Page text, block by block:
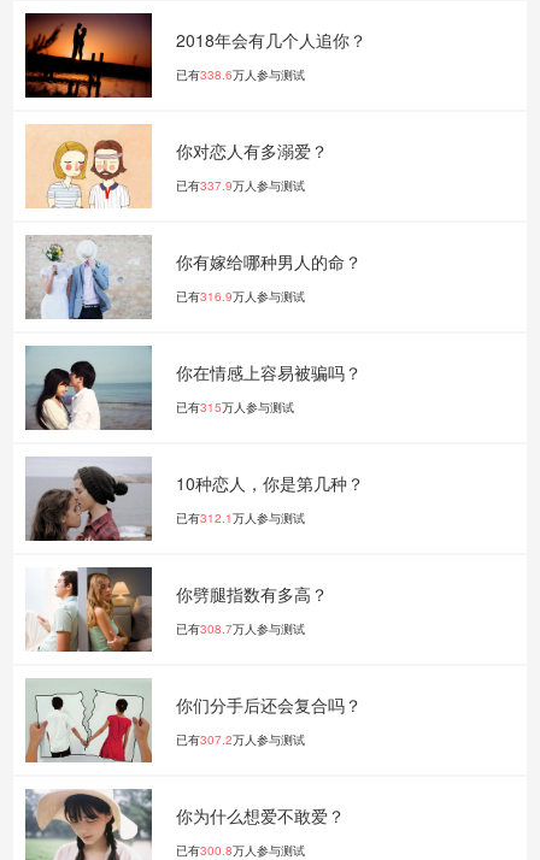
2018年会有几个人追你？
已有338.6万人参与测试
你对恋人有多溺爱？
已有337.9万人参与测试
你有嫁给哪种男人的命？
已有316.9万人参与测试
你在情感上容易被骗吗？
已有315万人参与测试
10种恋人，你是第几种？
已有312.1万人参与测试
你劈腿指数有多高？
已有308.7万人参与测试
你们分手后还会复合吗？
已有307.2万人参与测试
你为什么想爱不敢爱？
已有300.8万人参与测试